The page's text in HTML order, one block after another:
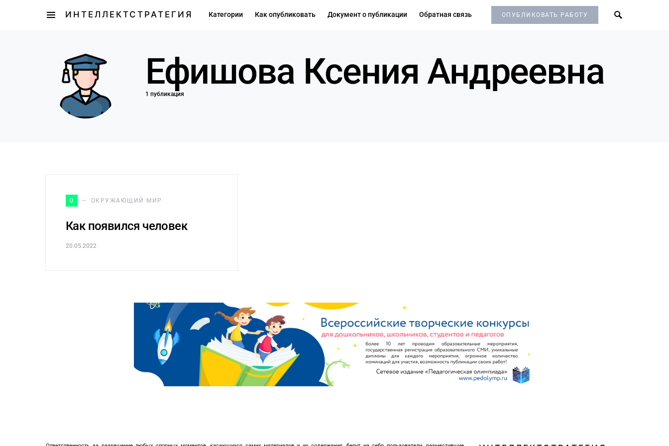
ИНТЕЛЛЕКТСТРАТЕГИЯ Категории Как опубликовать Документ о публикации Обратная связь ОПУБЛИКОВАТЬ РАБОТУ
Ефишова Ксения Андреевна
1 публикация
О ОКРУЖАЮЩИЙ МИР
Как появился человек
20.05.2022